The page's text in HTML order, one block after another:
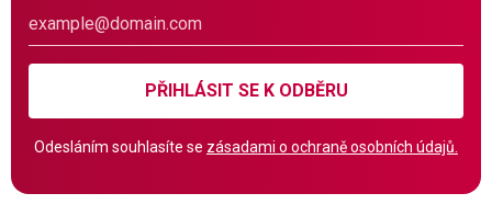
PŘIHLÁSIT SE K ODBĚRU
Odesláním souhlasíte se zásadami o ochraně osobních údajů.